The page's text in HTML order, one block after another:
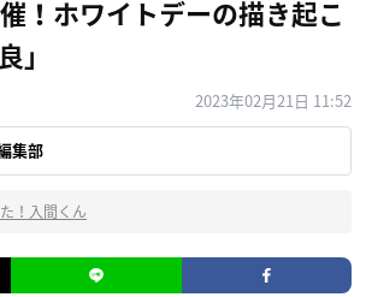
！ホワイトデーの描き起こ
」
2023年02月21日 11:52
集部
！入間くん